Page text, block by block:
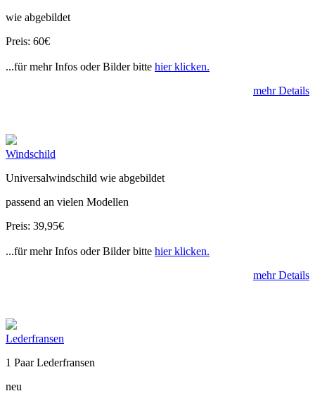
wie abgebildet
Preis: 60€
...für mehr Infos oder Bilder bitte hier klicken.
mehr Details
Windschild
Universalwindschild wie abgebildet
passend an vielen Modellen
Preis: 39,95€
...für mehr Infos oder Bilder bitte hier klicken.
mehr Details
Lederfransen
1 Paar Lederfransen
neu